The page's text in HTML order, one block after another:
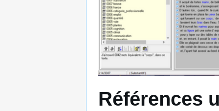
Références